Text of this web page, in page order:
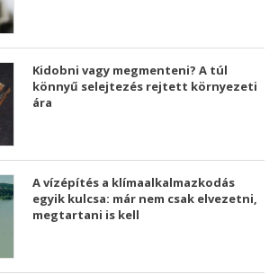
Kidobni vagy megmenteni? A túl
könnyű selejtezés rejtett környezeti
ára
A vízépítés a klímaalkalmazkodás
egyik kulcsa: már nem csak elvezetni,
megtartani is kell